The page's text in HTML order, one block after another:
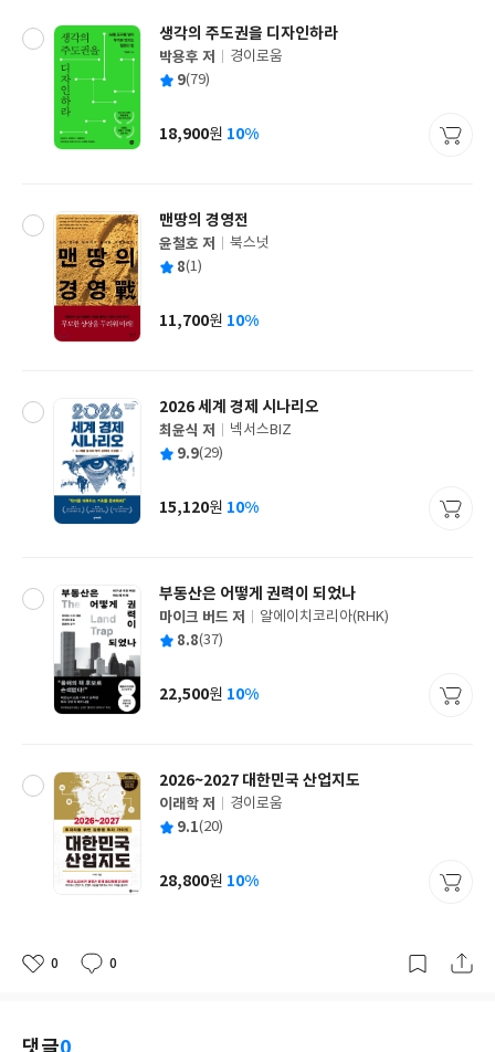
생각의 주도권을 디자인하라
글
쓴
박용후 저
출
사
경이로움
평 9(79)
가
18,900원 10%
맨땅의 경영전
글
쓴
윤철호 저
출
사
북스넛
평 8(1)
가
11,700원 10%
2026 세계 경제 시나리오
글
쓴
최윤식 저
출
사
넥서스BIZ
평 9.9(29)
가
15,120원 10%
부동산은 어떻게 권력이 되었나
글
쓴
마이크 버드 저
출
사
알에이치코리아(RHK)
평 8.8(37)
가
22,500원 10%
2026~2027 대한민국 산업지도
글
쓴
이래학 저
출
사
경이로움
평 9.1(20)
가
28,800원 10%
좋
0
댓
0
작